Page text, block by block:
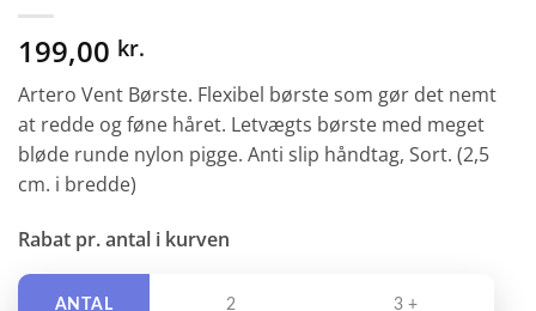
199,00 kr.
Artero Vent Børste. Flexibel børste som gør det nemt
at redde og føne håret. Letvægts børste med meget
bløde runde nylon pigge. Anti slip håndtag, Sort. (2,5
cm. i bredde)
Rabat pr. antal i kurven
ANTAL 2 3 +